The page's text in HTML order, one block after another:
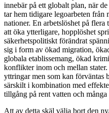
innebär på ett globalt plan, när
tar hem tidigare legoarbeten
nationer. En arbetslöshet på
att öka ytterligare, hopplöshet
säkerhetspolitiskt förändrat
sig i form av ökad migration,
globala etablissemang, ökad
konflikter inom och mellan
yttringar men som kan förväntas
särskilt i kombination med
tillgång på rent vatten och många
Att av detta skäl välja bort den